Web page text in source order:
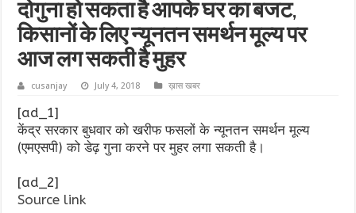
दोगुना हो सकता है आपके घर का बजट,
किसानों के लिए न्यूनतन समर्थन मूल्य पर
आज लग सकती है मुहर
cusanjay July 4, 2018 ख़ास खबर
[ad_1]
केंद्र सरकार बुधवार को खरीफ फसलों के न्यूनतन समर्थन मूल्य
(एमएसपी) को डेढ़ गुना करने पर मुहर लगा सकती है।
[ad_2]
Source link